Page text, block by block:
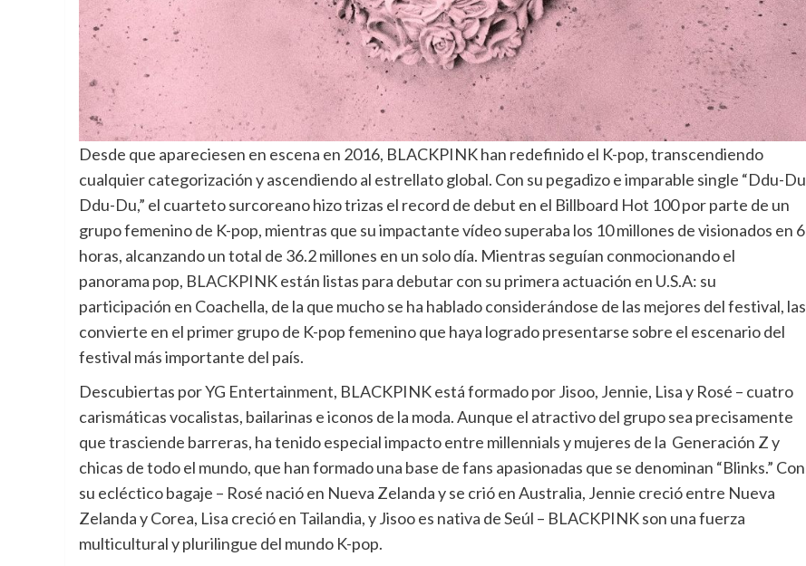
Desde que apareciesen en escena en 2016, BLACKPINK han redefinido el K-pop, transcendiendo
cualquier categorizacióny ascendiendo al estrellato global. Con su pegadizo e imparable single “Ddu-Du
Ddu-Du,” el cuarteto surcoreano hizo trizas el record de debut en el Billboard Hot 100 por parte de un
grupo femenino de K-pop, mientras que su impactante vídeo superaba los 10 millones de visionados en 6
horas, alcanzando un total de 36.2 millones en un solo día. Mientras seguían conmocionando el
panorama pop, BLACKPINK están listas para debutar con su primera actuación en U.S.A: su
participación en Coachella, de la que mucho se ha hablado considerándose de las mejores del festival, las
convierte en el primer grupo de K-pop femenino que haya logrado presentarse sobre el escenario del
festival más importante del país.
Descubiertas por YG Entertainment, BLACKPINK está formado por Jisoo, Jennie, Lisa y Rosé – cuatro
carismáticas vocalistas, bailarinas e iconos de la moda. Aunque el atractivo del grupo sea precisamente
que trasciende barreras, ha tenido especial impacto entre millennials y mujeres de la Generación Z y
chicas de todo el mundo, que han formado una base de fans apasionadas que se denominan “Blinks.” Con
su ecléctico bagaje – Rosé nació en Nueva Zelanda y se crió en Australia, Jennie creció entre Nueva
Zelanda y Corea, Lisa creció en Tailandia, y Jisoo es nativa de Seúl – BLACKPINK son una fuerza
multicultural y plurilingue del mundo K-pop.